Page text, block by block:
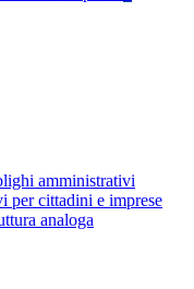
amministrativi
per cittadini e imprese
analoga